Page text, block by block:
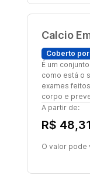
Calcio
Coberto
É um
como está o
exames
corpo e
A partir de:
R$ 48,31
O valor pode